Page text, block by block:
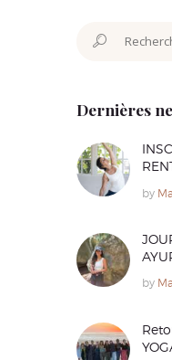
Rechercher :
Dernières
by
by